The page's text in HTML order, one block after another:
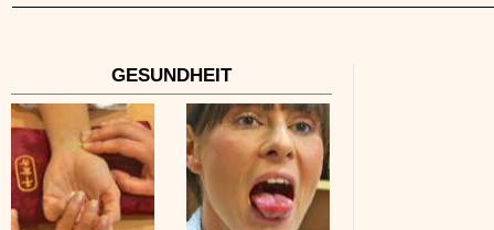
GESUNDHEIT